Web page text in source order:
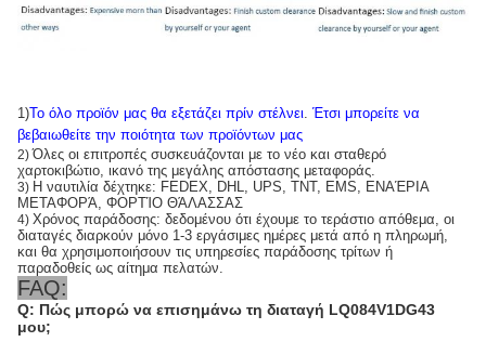
1)Το όλο προϊόν μας θα εξετάζει πρίν στέλνει. Έτσι μπορείτε να
βεβαιωθείτε την ποιότητα των προϊόντων μας
2)Όλες οι επιτροπές συσκευάζονται με το νέο και σταθερό
χαρτοκιβώτιο, ικανό της μεγάλης απόστασης μεταφοράς.
3) Η ναυτιλία δέχτηκε: FEDEX, DHL, UPS, TNT, EMS, ΕΝΑΈΡΙΑ
ΜΕΤΑΦΟΡΆ, ΦΟΡΤΊΟ ΘΆΛΑΣΣΑΣ
4) Χρόνος παράδοσης: δεδομένου ότι έχουμε το τεράστιο απόθεμα, οι
διαταγές διαρκούν μόνο 1-3 εργάσιμες ημέρες μετά από η πληρωμή,
και θα χρησιμοποιήσουν τις υπηρεσίες παράδοσης τρίτων ή
παραδοθείς ως αίτημα πελατών.
FAQ:
Q: Πώς μπορώ να επισημάνω τη διαταγή LQ084V1DG43
μου;